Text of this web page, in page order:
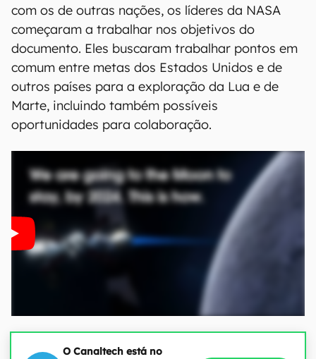
com os de outras nações, os líderes da NASA
começaram a trabalhar nos objetivos do
documento. Eles buscaram trabalhar pontos em
comum entre metas dos Estados Unidos e de
outros países para a exploração da Lua e de
Marte, incluindo também possíveis
oportunidades para colaboração.
O Canaltech está no